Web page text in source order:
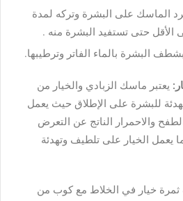
الماسك على البشرة وتركه لمدة
حتى تستفيد البشرة منه .
البشرة بالماء الفاتر وترطيبها.
يعتبر ماسك الزبادي والخيار من
للبشرة على الإطلاق حيث يعمل
والاحمرار الناتج عن التعرض
يعمل الخيار على تلطيف وتهدئة
خيار في الخلاط مع كوب من